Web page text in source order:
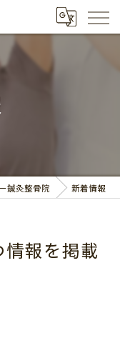
鍼灸整骨院 新着情報
報を掲載